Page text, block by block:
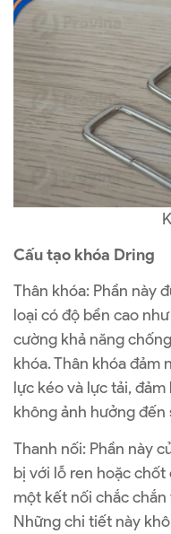
Cấu tạo khóa Dring
Thân khóa: Phần này
loại có độ bền cao
cường khả năng
khóa. Thân khóa đảm
lực kéo và lực tải,
không ảnh hưởng đến
Thanh nối: Phần này
bị với lỗ ren hoặc
một kết nối chắc
Những chi tiết này